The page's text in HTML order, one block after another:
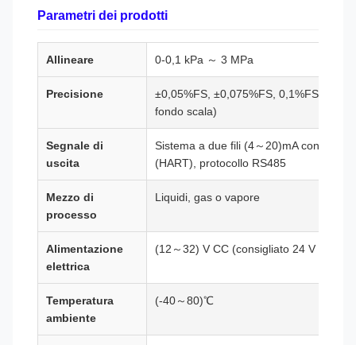
Parametri dei prodotti
Allineare 0-0,1 kPa ～ 3 MPa
Precisione
±0,05%FS, ±0,075%FS, 0,1%FS,
fondo scala)
Segnale di
uscita
Sistema a due fili (4～20)mA con
(HART), protocollo RS485
Mezzo di
processo
Liquidi, gas o vapore
Alimentazione
elettrica
(12～32) V CC (consigliato 24 V CC)
Temperatura
ambiente
(-40～80)℃